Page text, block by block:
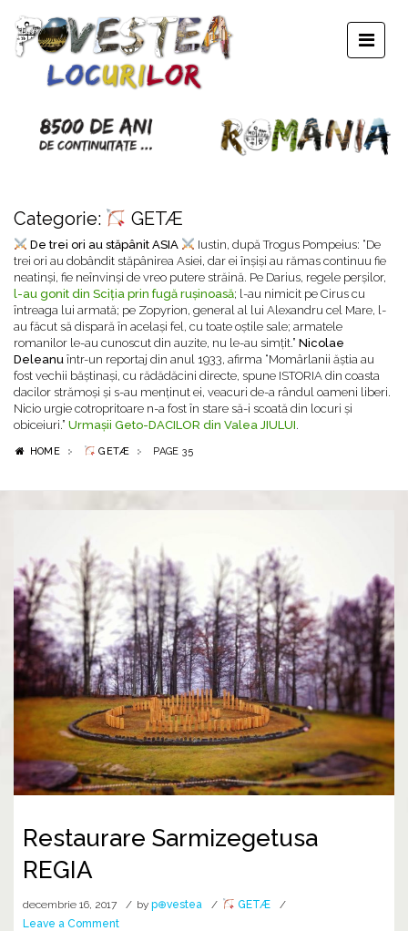
Categorie: GETÆ
De trei ori au stăpânit ASIA
Iustin, după Trogus Pompeius: “De
trei ori au dobândit stăpânirea Asiei, dar ei înșiși au rămas continuu fie
neatinși, fie neînvinși de vreo putere străină. Pe Darius, regele perșilor,
l-au gonit din Sciția prin fugă rușinoasă; l-au nimicit pe Cirus cu
întreaga lui armată; pe Zopyrion, general al lui Alexandru cel Mare, l-
au făcut să dispară în același fel, cu toate oștile sale; armatele
romanilor le-au cunoscut din auzite, nu le-au simțit.” Nicolae
Deleanu într-un reportaj din anul 1933, afirma “Momârlanii ăștia au
fost vechii băștinași, cu rădădăcini directe, spune ISTORIA din coasta
dacilor strămoși și s-au menținut ei, veacuri de-a rândul oameni liberi.
Nicio urgie cotropritoare n-a fost în stare să-i scoată din locuri și
obiceiuri.” Urmașii Geto-DACILOR din Valea JIULUI.
HOME GETÆ PAGE 35
Restaurare Sarmizegetusa
REGIA
decembrie 16, 2017 by p⊕vestea
GETÆ
Leave a Commenton